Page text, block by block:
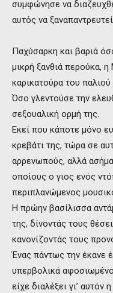
συμφώνησε να
αυτός να
Παχύσαρκη και βαριά
μικρή ξανθιά περούκα,
καρικατούρα του παλιού
Όσο γλεντούσε την
σεξουαλική ορμή της.
Εκεί που κάποτε μόνο
κρεβάτι της, τώρα σε
αρρενωπούς, αλλά
οποίους ο γιος ενός
περιπλανώμενος
Η πρώην βασίλισσα
της, δίνοντάς τους
κανονίζοντάς τους
Ένας πάντως την έκανε
υπερβολικά
είχε διαλέξει γι’